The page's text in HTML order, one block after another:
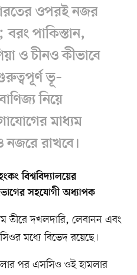
ওপরই নজর
পাকিস্তান,
ও চীনও কীভাবে
ভূ–
নিয়ে
মাধ্যম
রাখবে।
বিশ্ববিদ্যালয়ের
সহযোগী অধ্যাপক
তীরে দখলদারি, লেবানন এবং
মধ্যে বিভেদ রয়েছে।
পর এসসিও ওই হামলার